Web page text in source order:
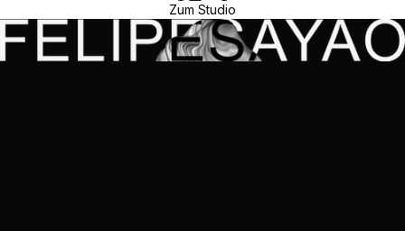
Zum Studio